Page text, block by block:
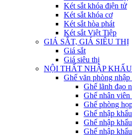
Két sắt khóa điện tử
Két sắt khóa cơ
Két sắt hòa phát
Két sắt Việt Tiệp
GIÁ SẮT, GIÁ SIÊU THỊ
Giá sắt
Giá siêu thị
NỘI THẤT NHẬP KHẨU
Ghế văn phòng nhập
Ghế lãnh đạo
Ghế nhân viên
Ghế phòng
Ghế nhập
Ghế nhập
Ghế nhập